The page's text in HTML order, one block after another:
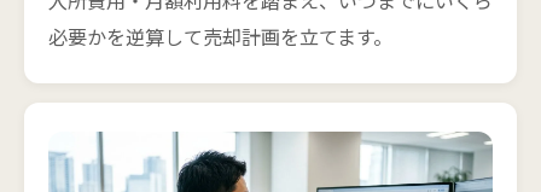
必要かを逆算して売却計画を立てます。